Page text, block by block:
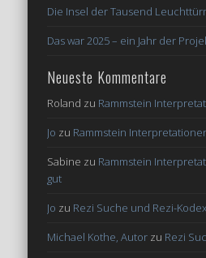
Die Insel der Tausend
Das war 2025 – ein Jahr der
Neueste Kommentare
Roland zu Rammstein
Jo zu Rammstein
Sabine zu Rammstein
gut
Jo zu Rezi Suche und Rezi-Kodex
Michael Kothe, Autor zu Rezi